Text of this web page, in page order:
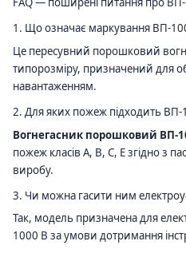
1. Що означає маркування ВП-
Це пересувний порошковий
типорозміру, призначений для
навантаженням.
2. Для яких пожеж підходить
Вогнегасник порошковий ВП-
пожеж класів A, B, C, E згідно з
виробу.
3. Чи можна гасити ним
Так, модель призначена для
1000 В за умови дотримання